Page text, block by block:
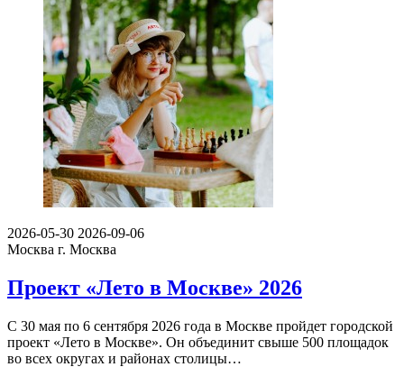
2026-05-30 2026-09-06
Москва г. Москва
Проект «Лето в Москве» 2026
С 30 мая по 6 сентября 2026 года в Москве пройдет городской
проект «Лето в Москве». Он объединит свыше 500 площадок
во всех округах и районах столицы…